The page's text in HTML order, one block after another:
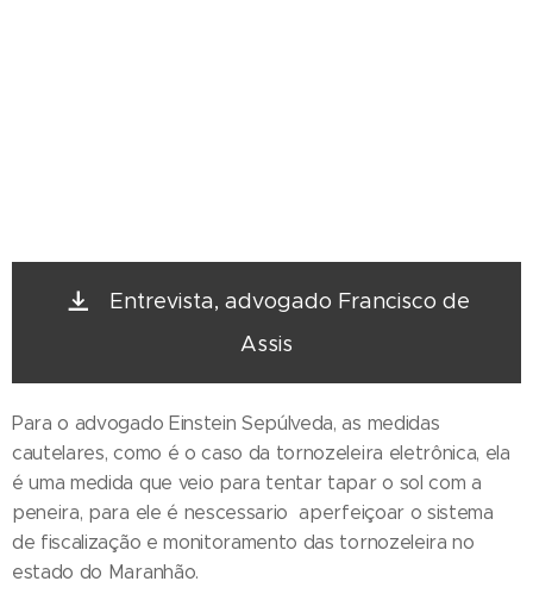
Entrevista, advogado Francisco de
Assis
Para o advogado Einstein Sepúlveda, as medidas
cautelares, como é o caso da tornozeleira eletrônica, ela
é uma medida que veio para tentar tapar o sol com a
peneira, para ele é nescessario aperfeiçoar o sistema
de fiscalização e monitoramento das tornozeleira no
estado do Maranhão.